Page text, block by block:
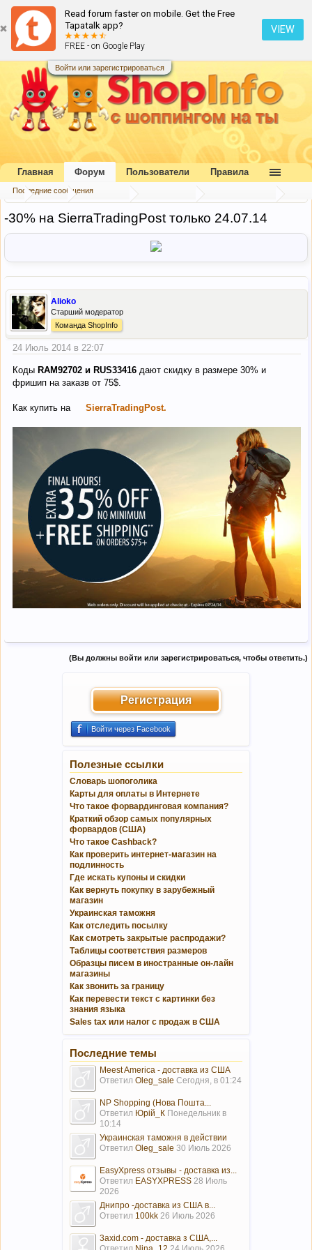
Read forum faster on mobile. Get the Free
Tapatalk app?
FREE - on Google Play
VIEW
Войти или зарегистрироваться
... Форум Наш форум
-30% на SierraTradingPost только 24.07.14
Alioko
Старший модератор
Команда ShopInfo
24 Июль 2014 в 22:07
Коды RAM92702 и RUS33416 дают скидку в размере 30% и
фришип на заказв от 75$.
Как купить на SierraTradingPost.
(Вы должны войти или зарегистрироваться, чтобы ответить.)
Регистрация
Войти через Facebook
Полезные ссылки
Словарь шопоголика
Карты для оплаты в Интернете
Что такое форвардинговая компания?
Краткий обзор самых популярных
форвардов (США)
Что такое Cashback?
Как проверить интернет-магазин на
подлинность
Где искать купоны и скидки
Как вернуть покупку в зарубежный
магазин
Украинская таможня
Как отследить посылку
Как смотреть закрытые распродажи?
Таблицы соответствия размеров
Образцы писем в иностранные он-лайн
магазины
Как звонить за границу
Как перевести текст с картинки без
знания языка
Sales tax или налог с продаж в США
Последние темы
Meest America - доставка из США
Ответил Oleg_sale Сегодня, в 01:24
NP Shopping (Нова Пошта...
Ответил Юрій_К Понедельник в
10:14
Украинская таможня в действии
Ответил Oleg_sale 30 Июль 2026
EasyXpress отзывы - доставка из...
Ответил EASYXPRESS 28 Июль
2026
Днипро -доставка из США в...
Ответил 100kk 26 Июль 2026
3axid.com - доставка з США,...
Главная Форум
Последние сообщения
Пользователи Правила